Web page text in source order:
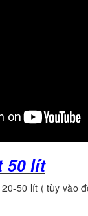
50 lít
50 lít ( tùy vào